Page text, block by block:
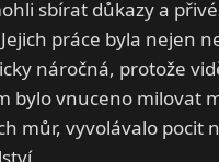
sbírat důkazy a
práce byla nejen
náročná, protože
bylo vnuceno milovat
můr, vyvolávalo pocit